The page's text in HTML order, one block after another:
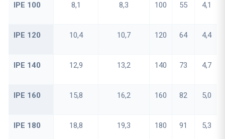
IPE 100 8,1 8,3 100 55 4,1
IPE 120 10,4 10,7 120 64 4,4
IPE 140 12,9 13,2 140 73 4,7
IPE 160 15,8 16,2 160 82 5,0
IPE 180 18,8 19,3 180 91 5,3